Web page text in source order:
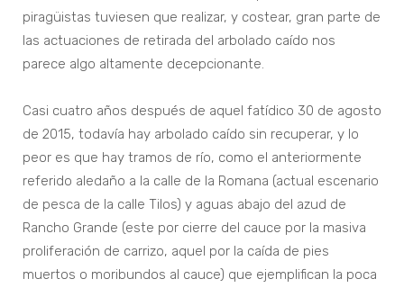
piragüistas tuviesen que realizar, y costear, gran parte de
las actuaciones de retirada del arbolado caído nos
parece algo altamente decepcionante.
Casi cuatro años después de aquel fatídico 30 de agosto
de 2015, todavía hay arbolado caído sin recuperar, y lo
peor es que hay tramos de río, como el anteriormente
referido aledaño a la calle de la Romana (actual escenario
de pesca de la calle Tilos) y aguas abajo del azud de
Rancho Grande (este por cierre del cauce por la masiva
proliferación de carrizo, aquel por la caída de pies
muertos o moribundos al cauce) que ejemplifican la poca